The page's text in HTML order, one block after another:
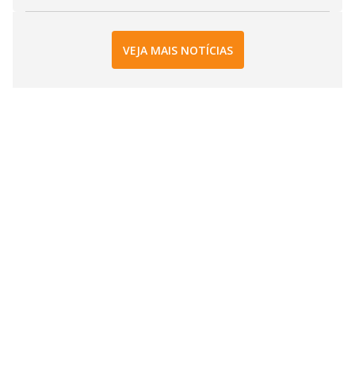
VEJA MAIS NOTÍCIAS